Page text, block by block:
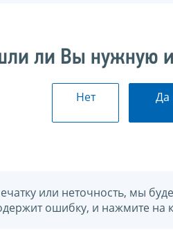
ли Вы нужную
Нет Да
или неточность, мы
ошибку, и нажмите